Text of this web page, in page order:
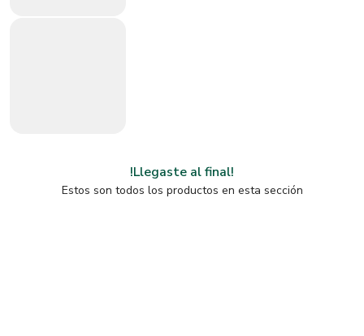
!Llegaste al final!
Estos son todos los productos en esta sección